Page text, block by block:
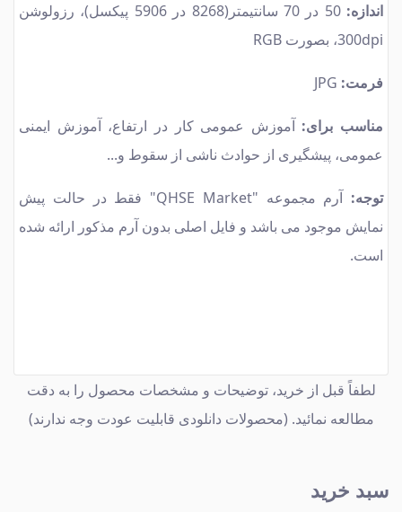
اندازه:
50 در 70 سانتیمتر(8268 در 5906 پیكسل)، رزولوشن
300dpi، بصورت RGB
فرمت:
مناسب برای: آموزش عمومی كار در ارتفاع، آموزش ایمنی
عمومی، پیشگیری از حوادث ناشی از سقوط و...
توجه:
آرم مجموعه "QHSE Market" فقط در حالت پیش
نمایش موجود می باشد و فایل اصلی بدون آرم مذكور ارائه شده
است.
لطفاً قبل از خرید، توضیحات و مشخصات محصول را به دقت
مطالعه نمائید. (محصولات دانلودی قابلیت عودت وجه ندارند)
سبد خرید